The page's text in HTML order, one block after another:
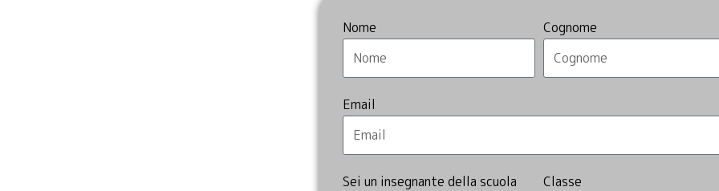
Nome Cognome
Email
Sei un insegnante della scuola
Classe